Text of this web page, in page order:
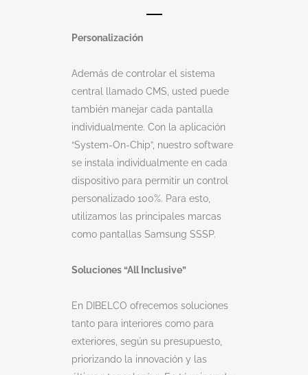
Personalización
Además de controlar el sistema
central llamado CMS, usted puede
también manejar cada pantalla
individualmente. Con la aplicación
“System-On-Chip”, nuestro software
se instala individualmente en cada
dispositivo para permitir un control
personalizado 100%. Para esto,
utilizamos las principales marcas
como pantallas Samsung SSSP.
Soluciones “All Inclusive”
En DIBELCO ofrecemos soluciones
tanto para interiores como para
exteriores, según su presupuesto,
priorizando la innovación y las